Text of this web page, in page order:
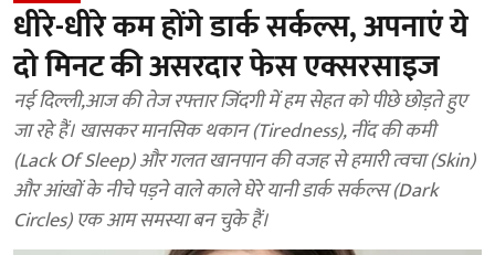
धीरे-धीरे कम होंगे डार्क सर्कल्स, अपनाएं ये
दो मिनट की असरदार फेस एक्सरसाइज
नई दिल्ली,आज की तेज रफ्तार जिंदगी में हम सेहत को पीछे छोड़ते हुए
जा रहे हैं। खासकर मानसिक थकान (Tiredness), नींद की कमी
(Lack Of Sleep) और गलत खानपान की वजह से हमारी त्वचा (Skin)
और आंखों के नीचे पड़ने वाले काले घेरे यानी डार्क सर्कल्स (Dark
Circles) एक आम समस्या बन चुके हैं।